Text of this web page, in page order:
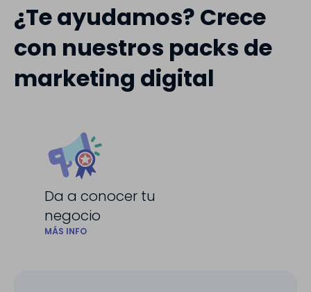
¿Te ayudamos? Crece
con nuestros packs de
marketing digital
Da a conocer tu
negocio
MÁS INFO